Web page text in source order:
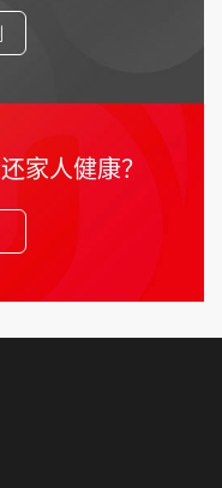
家人健康？